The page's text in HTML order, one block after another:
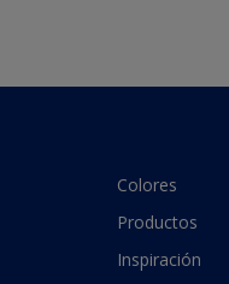
Colores
Productos
Inspiración